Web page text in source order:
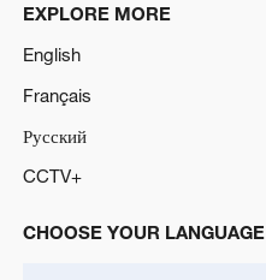
EXPLORE MORE
English
Français
Русский
CCTV+
CHOOSE YOUR LANGUAGE